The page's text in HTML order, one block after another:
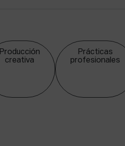
Producción
creativa
Prácticas
profesionales